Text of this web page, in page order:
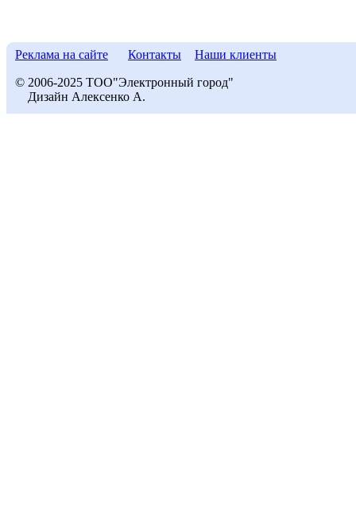
Реклама на сайте Контакты Наши клиенты
© 2006-2025 ТОО"Электронный город"
Дизайн Алексенко А.